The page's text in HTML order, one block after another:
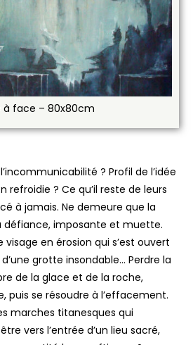
? Profil de l’idée
refroidie ? Ce qu’il reste de leurs
à jamais. Ne demeure que la
défiance, imposante et muette.
visage en érosion qui s’est ouvert
grotte insondable… Perdre la
de la glace et de la roche,
puis se résoudre à l’effacement.
marches titanesques qui
vers l’entrée d’un lieu sacré,
à face – 80x80cm